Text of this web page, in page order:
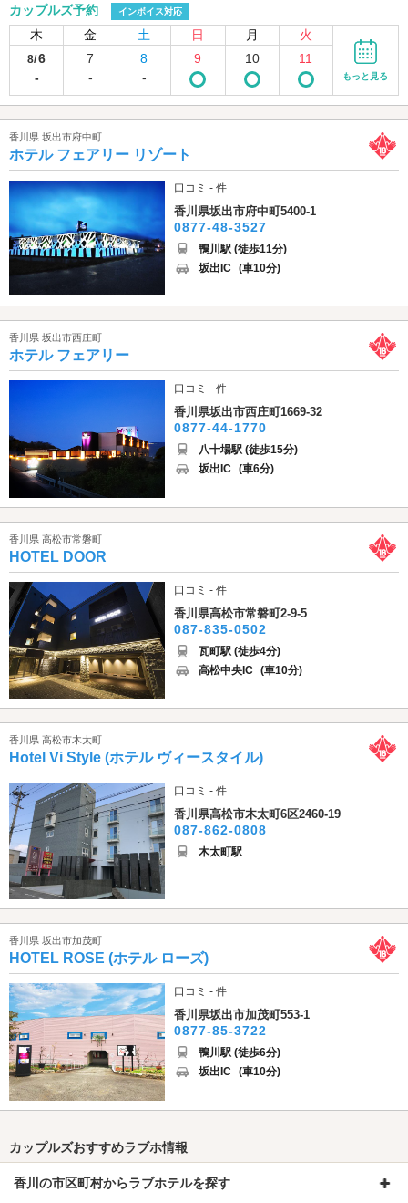
カップルズ予約 インボイス対応
木 金 土 日 月 火
8/6
-
7
-
8
-
9 10 11
もっと見る
香川県 坂出市府中町
ホテル フェアリー リゾート
口コミ - 件
香川県坂出市府中町5400-1
0877-48-3527
鴨川駅 (徒歩11分)
坂出IC (車10分)
香川県 坂出市西庄町
ホテル フェアリー
口コミ - 件
香川県坂出市西庄町1669-32
0877-44-1770
八十場駅 (徒歩15分)
坂出IC (車6分)
香川県 高松市常磐町
HOTEL DOOR
口コミ - 件
香川県高松市常磐町2-9-5
087-835-0502
瓦町駅 (徒歩4分)
高松中央IC (車10分)
香川県 高松市木太町
Hotel Vi Style (ホテル ヴィースタイル)
口コミ - 件
香川県高松市木太町6区2460-19
087-862-0808
木太町駅
香川県 坂出市加茂町
HOTEL ROSE (ホテル ローズ)
口コミ - 件
香川県坂出市加茂町553-1
0877-85-3722
鴨川駅 (徒歩6分)
坂出IC (車10分)
カップルズおすすめラブホ情報
香川の市区町村からラブホテルを探す